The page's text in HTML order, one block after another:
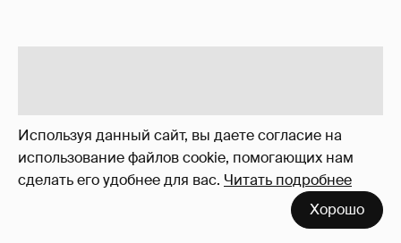
Используя данный сайт, вы даете согласие на
использование файлов cookie, помогающих нам
сделать его удобнее для вас. Читать подробнее
Хорошо